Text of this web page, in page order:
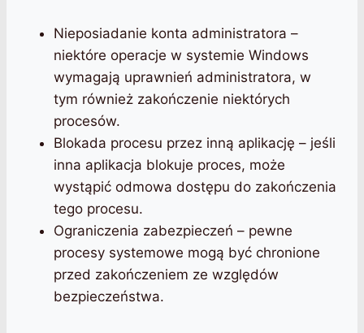
Nieposiadanie konta administratora –
niektóre operacje w systemie Windows
wymagają uprawnień administratora, w
tym również zakończenie niektórych
procesów.
Blokada procesu przez inną aplikację – jeśli
inna aplikacja blokuje proces, może
wystąpić odmowa dostępu do zakończenia
tego procesu.
Ograniczenia zabezpieczeń – pewne
procesy systemowe mogą być chronione
przed zakończeniem ze względów
bezpieczeństwa.